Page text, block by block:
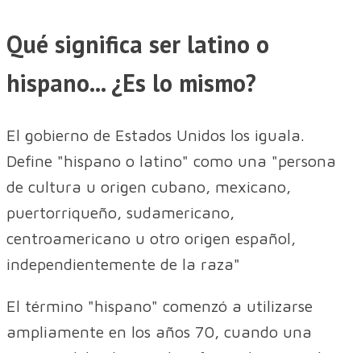
Qué significa ser latino o
hispano... ¿Es lo mismo?
El gobierno de Estados Unidos los iguala.
Define "hispano o latino" como una "persona
de cultura u origen cubano, mexicano,
puertorriqueño, sudamericano,
centroamericano u otro origen español,
independientemente de la raza"
El término "hispano" comenzó a utilizarse
ampliamente en los años 70, cuando una